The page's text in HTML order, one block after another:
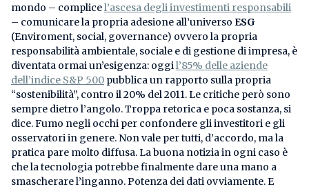
mondo – complicel’ascesa degli investimenti responsabili
– comunicare la propria adesione all’universo ESG
(Enviroment, social, governance) ovvero la propria
responsabilità ambientale, sociale e di gestione di impresa, è
diventata ormai un’esigenza: oggil’85% delle aziende
dell’indice S&P 500 pubblica un rapporto sulla propria
“sostenibilità”, contro il 20% del 2011. Le critiche però sono
sempre dietro l’angolo. Troppa retorica e poca sostanza, si
dice. Fumo negli occhi per confondere gli investitori e gli
osservatori in genere. Non vale per tutti, d’accordo, ma la
pratica pare molto diffusa. La buona notizia in ogni caso è
che la tecnologia potrebbe finalmente dare una mano a
smascherare l’inganno. Potenza dei dati ovviamente. E